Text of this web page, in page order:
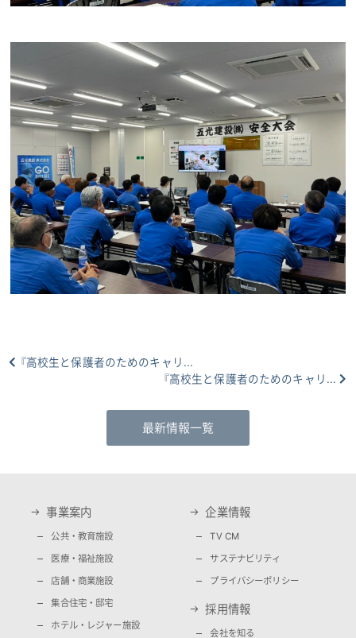
『高校生と保護者のためのキャリ...
『高校生と保護者のためのキャリ...
最新情報一覧
事業案内
公共・教育施設
医療・福祉施設
店舗・商業施設
集合住宅・邸宅
ホテル・レジャー施設
企業情報
TV CM
サステナビリティ
プライバシーポリシー
採用情報
会社を知る